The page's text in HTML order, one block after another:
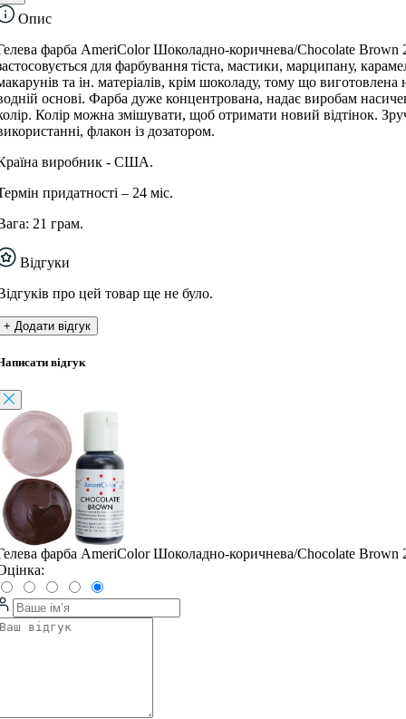
Опис
фарба AmeriColor Шоколадно-коричнева/Chocolate Brown
для фарбування тіста, мастики, марципану,
та ін. матеріалів, крім шоколаду, тому що виготовлена
основі. Фарба дуже концентрована, надає виробам
Колір можна змішувати, щоб отримати новий відтінок.
флакон із дозатором.
виробник - США.
придатності – 24 міс.
21 грам.
Відгуки
про цей товар ще не було.
+ Додати відгук
відгук
фарба AmeriColor Шоколадно-коричнева/Chocolate Brown